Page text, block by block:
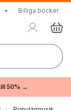
• Billiga böcker
50% →